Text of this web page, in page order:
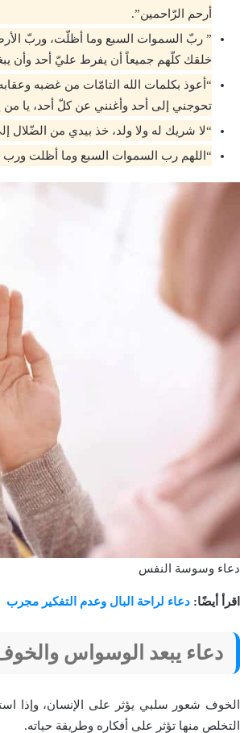
أرحم الرّاحمين”.
” ربّ السموات السبع وما أظلّت، وربّ
خلقك كلّهم جميعاً أن يفرط عليّ أحد وأن
“أعوذ بكلمات الله التامّات من غضبه
تحوجني إلى أحد وأغنني عن كلّ أحد، يا من
“لا شريك له ولا ولد، خذ بيدي من
“اللهم رب السموات السبع وما أظلت
دعاء وسوسة النفس
اقرأ أيضًا: دعاء لراحة البال وعدم التفكير مجرب
دعاء يبعد الوسواس
الخوف شعور سلبي يؤثر على الإنسان، وإذا
التخلص منها تؤثر على أفكاره وطريقة حياته.